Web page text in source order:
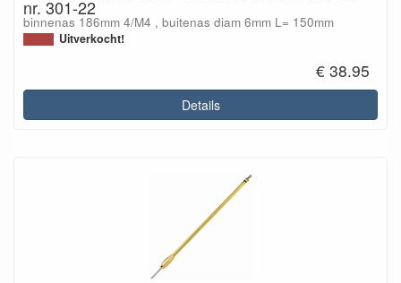
nr. 301-22
binnenas 186mm 4/M4 , buitenas diam 6mm L= 150mm
Uitverkocht!
€ 38.95
Details